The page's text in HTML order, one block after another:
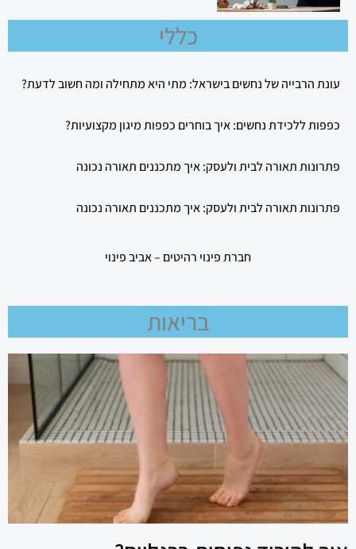
כללי
עונת הרבייה של נחשים בישראל: מתי היא מתחילה ומה חשוב לדעת?
כפפות ללכידת נחשים: איך בוחרים כפפות מיגון מקצועיות?
פתרונות תאורה לבית ולעסק: איך מתכננים תאורה נכונה
פתרונות תאורה לבית ולעסק: איך מתכננים תאורה נכונה
חברת פינוי רהיטים – אביב פינוי
בריאות